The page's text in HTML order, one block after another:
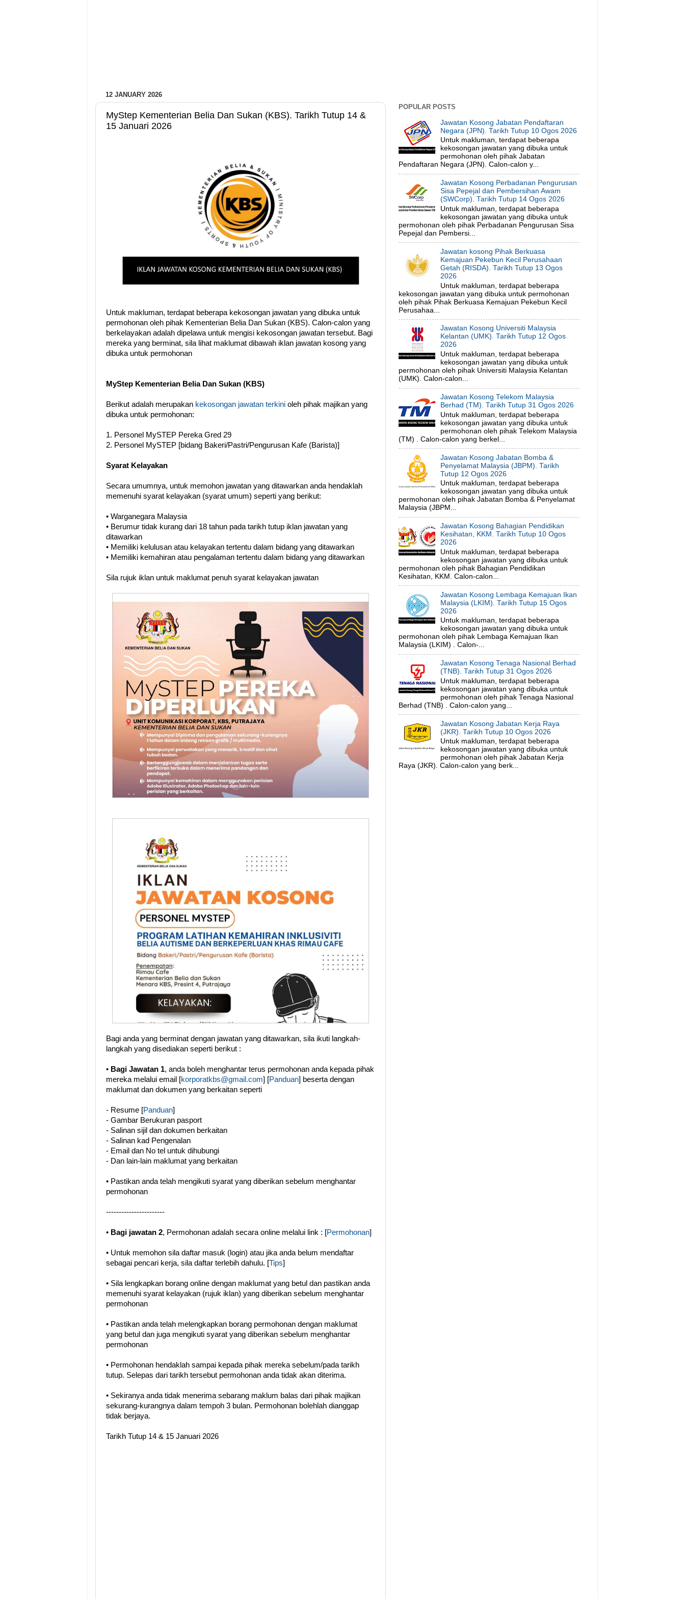
12 JANUARY 2026
MyStep Kementerian Belia Dan Sukan (KBS). Tarikh Tutup 14 &
15 Januari 2026
Untuk makluman, terdapat beberapa kekosongan jawatan yang dibuka untuk
permohonan oleh pihak Kementerian Belia Dan Sukan (KBS). Calon-calon yang
berkelayakan adalah dipelawa untuk mengisi kekosongan jawatan tersebut. Bagi
mereka yang berminat, sila lihat maklumat dibawah iklan jawatan kosong yang
dibuka untuk permohonan
MyStep Kementerian Belia Dan Sukan (KBS)
Berikut adalah merupakan kekosongan jawatan terkini oleh pihak majikan yang
dibuka untuk permohonan:
1. Personel MySTEP Pereka Gred 29
2. Personel MySTEP [bidang Bakeri/Pastri/Pengurusan Kafe (Barista)]
Syarat Kelayakan
Secara umumnya, untuk memohon jawatan yang ditawarkan anda hendaklah
memenuhi syarat kelayakan (syarat umum) seperti yang berikut:
• Warganegara Malaysia
• Berumur tidak kurang dari 18 tahun pada tarikh tutup iklan jawatan yang
ditawarkan
• Memiliki kelulusan atau kelayakan tertentu dalam bidang yang ditawarkan
• Memiliki kemahiran atau pengalaman tertentu dalam bidang yang ditawarkan
Sila rujuk iklan untuk maklumat penuh syarat kelayakan jawatan
Bagi anda yang berminat dengan jawatan yang ditawarkan, sila ikuti langkah-
langkah yang disediakan seperti berikut :
• Bagi Jawatan 1, anda boleh menghantar terus permohonan anda kepada pihak
mereka melalui email [korporatkbs@gmail.com] [Panduan] beserta dengan
maklumat dan dokumen yang berkaitan seperti
- Resume [Panduan]
- Gambar Berukuran pasport
- Salinan sijil dan dokumen berkaitan
- Salinan kad Pengenalan
- Email dan No tel untuk dihubungi
- Dan lain-lain maklumat yang berkaitan
• Pastikan anda telah mengikuti syarat yang diberikan sebelum menghantar
permohonan
-----------------------
• Bagi jawatan 2, Permohonan adalah secara online melalui link : [Permohonan]
• Untuk memohon sila daftar masuk (login) atau jika anda belum mendaftar
sebagai pencari kerja, sila daftar terlebih dahulu. [Tips]
• Sila lengkapkan borang online dengan maklumat yang betul dan pastikan anda
memenuhi syarat kelayakan (rujuk iklan) yang diberikan sebelum menghantar
permohonan
• Pastikan anda telah melengkapkan borang permohonan dengan maklumat
yang betul dan juga mengikuti syarat yang diberikan sebelum menghantar
permohonan
• Permohonan hendaklah sampai kepada pihak mereka sebelum/pada tarikh
tutup. Selepas dari tarikh tersebut permohonan anda tidak akan diterima.
• Sekiranya anda tidak menerima sebarang maklum balas dari pihak majikan
sekurang-kurangnya dalam tempoh 3 bulan. Permohonan bolehlah dianggap
tidak berjaya.
Tarikh Tutup 14 & 15 Januari 2026
POPULAR POSTS
Jawatan Kosong Jabatan Pendaftaran
Negara (JPN). Tarikh Tutup 10 Ogos 2026
Untuk makluman, terdapat beberapa
kekosongan jawatan yang dibuka untuk
permohonan oleh pihak Jabatan
Pendaftaran Negara (JPN). Calon-calon y...
Jawatan Kosong Perbadanan Pengurusan
Sisa Pepejal dan Pembersihan Awam
(SWCorp). Tarikh Tutup 14 Ogos 2026
Untuk makluman, terdapat beberapa
kekosongan jawatan yang dibuka untuk
permohonan oleh pihak Perbadanan Pengurusan Sisa
Pepejal dan Pembersi...
Jawatan kosong Pihak Berkuasa
Kemajuan Pekebun Kecil Perusahaan
Getah (RISDA). Tarikh Tutup 13 Ogos
2026
Untuk makluman, terdapat beberapa
kekosongan jawatan yang dibuka untuk permohonan
oleh pihak Pihak Berkuasa Kemajuan Pekebun Kecil
Perusahaa...
Jawatan Kosong Universiti Malaysia
Kelantan (UMK). Tarikh Tutup 12 Ogos
2026
Untuk makluman, terdapat beberapa
kekosongan jawatan yang dibuka untuk
permohonan oleh pihak Universiti Malaysia Kelantan
(UMK). Calon-calon...
Jawatan Kosong Telekom Malaysia
Berhad (TM). Tarikh Tutup 31 Ogos 2026
Untuk makluman, terdapat beberapa
kekosongan jawatan yang dibuka untuk
permohonan oleh pihak Telekom Malaysia
(TM) . Calon-calon yang berkel...
Jawatan Kosong Jabatan Bomba &
Penyelamat Malaysia (JBPM). Tarikh
Tutup 12 Ogos 2026
Untuk makluman, terdapat beberapa
kekosongan jawatan yang dibuka untuk
permohonan oleh pihak Jabatan Bomba & Penyelamat
Malaysia (JBPM...
Jawatan Kosong Bahagian Pendidikan
Kesihatan, KKM. Tarikh Tutup 10 Ogos
2026
Untuk makluman, terdapat beberapa
kekosongan jawatan yang dibuka untuk
permohonan oleh pihak Bahagian Pendidikan
Kesihatan, KKM. Calon-calon...
Jawatan Kosong Lembaga Kemajuan Ikan
Malaysia (LKIM). Tarikh Tutup 15 Ogos
2026
Untuk makluman, terdapat beberapa
kekosongan jawatan yang dibuka untuk
permohonan oleh pihak Lembaga Kemajuan Ikan
Malaysia (LKIM) . Calon-...
Jawatan Kosong Tenaga Nasional Berhad
(TNB). Tarikh Tutup 31 Ogos 2026
Untuk makluman, terdapat beberapa
kekosongan jawatan yang dibuka untuk
permohonan oleh pihak Tenaga Nasional
Berhad (TNB) . Calon-calon yang...
Jawatan Kosong Jabatan Kerja Raya
(JKR). Tarikh Tutup 10 Ogos 2026
Untuk makluman, terdapat beberapa
kekosongan jawatan yang dibuka untuk
permohonan oleh pihak Jabatan Kerja
Raya (JKR). Calon-calon yang berk...